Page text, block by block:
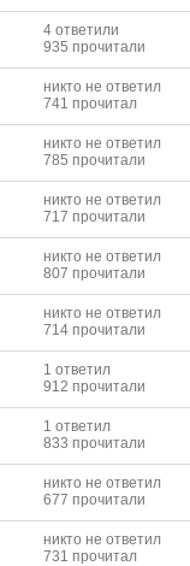
4 ответили
935 прочитали
никто не ответил
741 прочитал
никто не ответил
785 прочитали
никто не ответил
717 прочитали
никто не ответил
807 прочитали
никто не ответил
714 прочитали
1 ответил
912 прочитали
1 ответил
833 прочитали
никто не ответил
677 прочитали
никто не ответил
731 прочитал